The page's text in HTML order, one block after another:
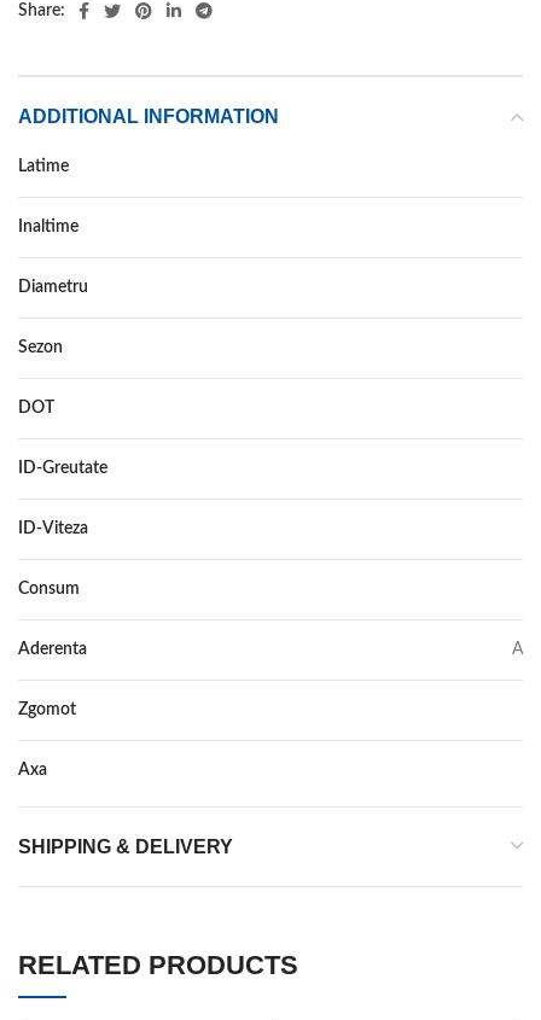
Share:
ADDITIONAL INFORMATION
Latime
Inaltime
Diametru
Sezon
DOT
ID-Greutate
ID-Viteza
Consum
Aderenta A
Zgomot
Axa
SHIPPING & DELIVERY
RELATED PRODUCTS